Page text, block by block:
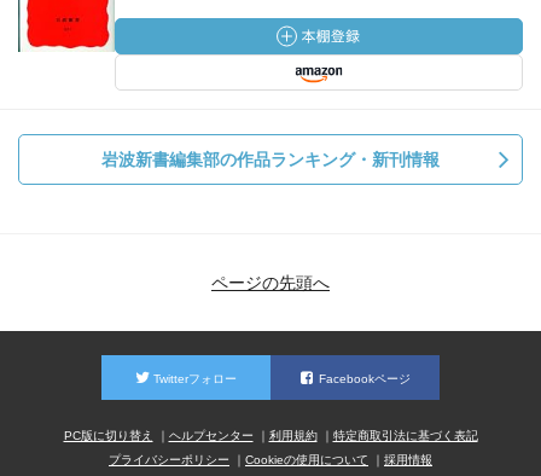
岩波新書編集部の作品ランキング・新刊情報
ページの先頭へ
Twitterフォロー Facebookページ
PC版に切り替え ヘルプセンター 利用規約
特定商取引法に基づく表記
プライバシーポリシー
Cookieの使用について 採用情報